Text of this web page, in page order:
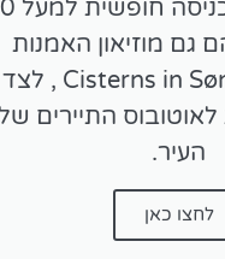
גלו את
גם מוזיאון האמנות
Cisterns in Søndermarken , לצד
התיירים של
העיר.
לחצו כאן